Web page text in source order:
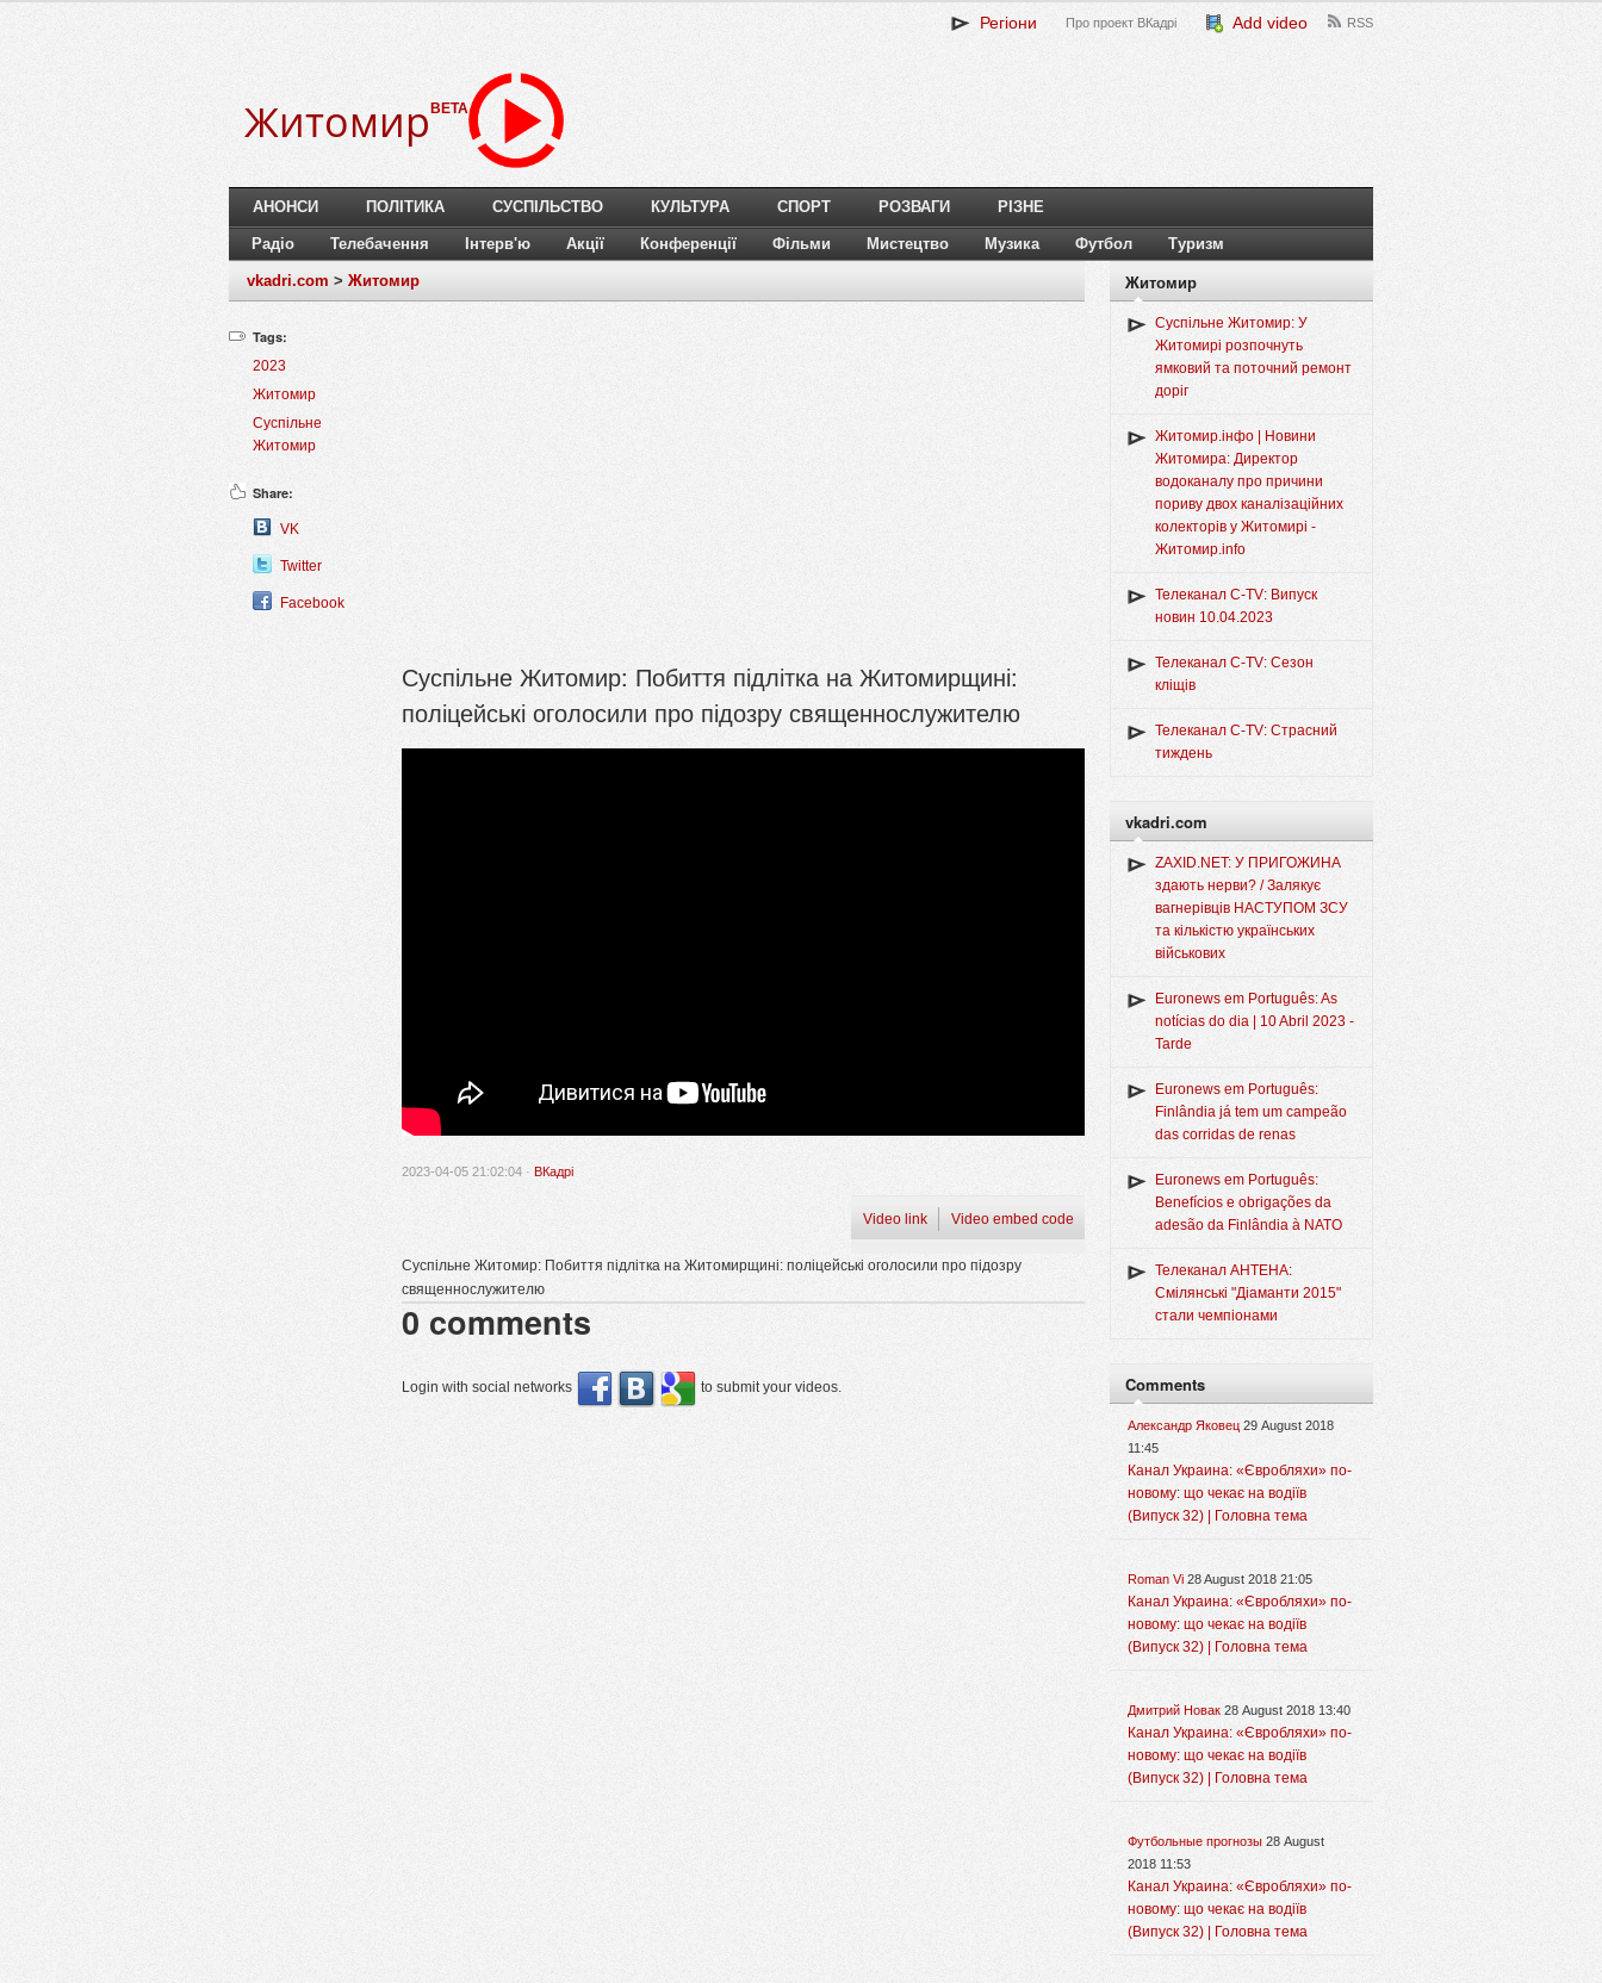
Регіони Про проект ВКадрі Add video RSS
Житомир BETA
АНОНСИ ПОЛІТИКА СУСПІЛЬСТВО КУЛЬТУРА СПОРТ РОЗВАГИ РІЗНЕ
Радіо Телебачення Інтерв'ю Акції Конференції Фільми Мистецтво Музика Футбол Туризм
vkadri.com > Житомир
Tags:
2023
Житомир
Суспільне
Житомир
Share:
VK
Twitter
Facebook
Суспільне Житомир: Побиття підлітка на Житомирщині:
поліцейські оголосили про підозру священнослужителю
2023-04-05 21:02:04 · ВКадрі
Video link Video embed code
Суспільне Житомир: Побиття підлітка на Житомирщині: поліцейські оголосили про підозру
священнослужителю
0 comments
Login with social networks to submit your videos.
Житомир
Суспільне Житомир: У
Житомирі розпочнуть
ямковий та поточний ремонт
доріг
Житомир.інфо | Новини
Житомира: Директор
водоканалу про причини
пориву двох каналізаційних
колекторів у Житомирі -
Житомир.info
Телеканал C-TV: Випуск
новин 10.04.2023
Телеканал C-TV: Сезон
кліщів
Телеканал C-TV: Страсний
тиждень
vkadri.com
ZAXID.NET: У ПРИГОЖИНА
здають нерви? / Залякує
вагнерівців НАСТУПОМ ЗСУ
та кількістю українських
військових
Euronews em Português: As
notícias do dia | 10 Abril 2023 -
Tarde
Euronews em Português:
Finlândia já tem um campeão
das corridas de renas
Euronews em Português:
Benefícios e obrigações da
adesão da Finlândia à NATO
Телеканал АНТЕНА:
Смілянські "Діаманти 2015"
стали чемпіонами
Comments
Александр Яковец 29 August 2018
11:45
Канал Украина: «Євробляхи» по-
новому: що чекає на водіїв
(Випуск 32) | Головна тема
Roman Vi 28 August 2018 21:05
Канал Украина: «Євробляхи» по-
новому: що чекає на водіїв
(Випуск 32) | Головна тема
Дмитрий Новак 28 August 2018 13:40
Канал Украина: «Євробляхи» по-
новому: що чекає на водіїв
(Випуск 32) | Головна тема
Футбольные прогнозы 28 August
2018 11:53
Канал Украина: «Євробляхи» по-
новому: що чекає на водіїв
(Випуск 32) | Головна тема